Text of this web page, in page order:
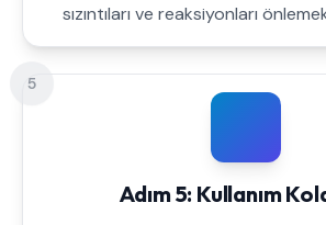
sızıntıları ve reaksiyonları
5
Adım 5: Kullanım